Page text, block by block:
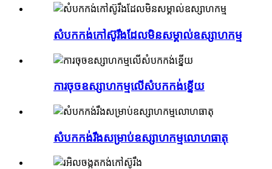
សំបកកង់កៅស៊ូរឹងដែលមិនសម្គាល់ឧស្សាហកម្ម
ការចុចឧស្សាហកម្មលើសំបកកង់ខ្នើយ
សំបកកង់រឹងសម្រាប់ឧស្សាហកម្មលោហធាតុ